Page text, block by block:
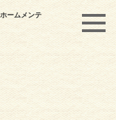
ームメンテ